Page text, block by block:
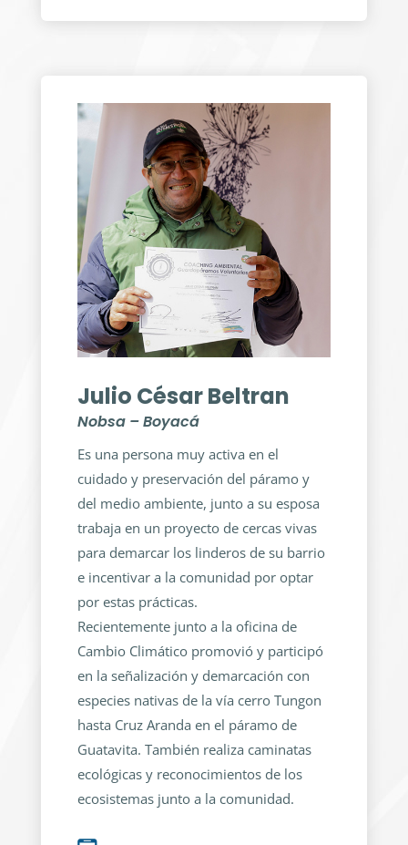
Julio César Beltran
Nobsa – Boyacá
Es una persona muy activa en el
cuidado y preservación del páramo y
del medio ambiente, junto a su esposa
trabaja en un proyecto de cercas vivas
para demarcar los linderos de su barrio
e incentivar a la comunidad por optar
por estas prácticas.
Recientemente junto a la oficina de
Cambio Climático promovió y participó
en la señalización y demarcación con
especies nativas de la vía cerro Tungon
hasta Cruz Aranda en el páramo de
Guatavita. También realiza caminatas
ecológicas y reconocimientos de los
ecosistemas junto a la comunidad.